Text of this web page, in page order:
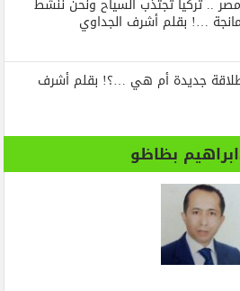
…! بقلم أشرف الجداوي
جديدة أم هي …؟! بقلم أشرف
بظاظو